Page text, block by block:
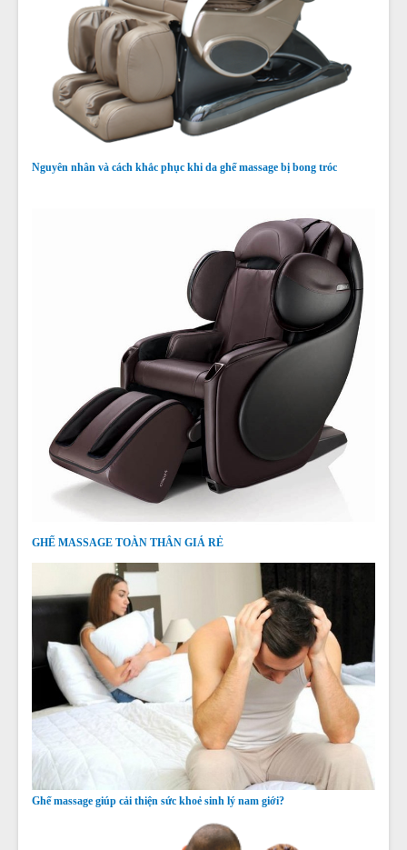
Nguyên nhân và cách khắc phục khi da ghế massage bị bong tróc
GHẾ MASSAGE TOÀN THÂN GIÁ RẺ
Ghế massage giúp cải thiện sức khoẻ sinh lý nam giới?